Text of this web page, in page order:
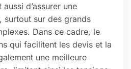
d’assurer une
sur des grands
Dans ce cadre, le
qui facilitent les devis et la
une meilleure